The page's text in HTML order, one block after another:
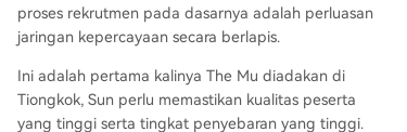
proses rekrutmen pada dasarnya adalah perluasan
jaringan kepercayaan secara berlapis.
Ini adalah pertama kalinya The Mu diadakan di
Tiongkok, Sun perlu memastikan kualitas peserta
yang tinggi serta tingkat penyebaran yang tinggi.